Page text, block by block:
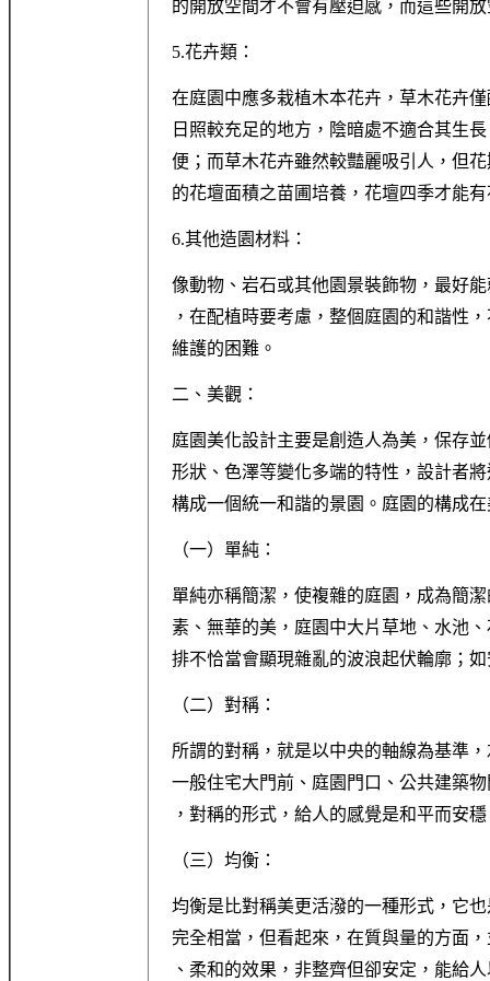
的開放空間才不會有壓迫感，而這些開
5.花卉類：
在庭園中應多栽植木本花卉，草木花卉
日照較充足的地方，陰暗處不適合其生
便；而草木花卉雖然較豔麗吸引人，但
的花壇面積之苗圃培養，花壇四季才能
6.其他造園材料：
像動物、岩石或其他園景裝飾物，最好
，在配植時要考慮，整個庭園的和諧性
維護的困難。
二、美觀：
庭園美化設計主要是創造人為美，保存
形狀、色澤等變化多端的特性，設計者
構成一個統一和諧的景園。庭園的構成
（一）單純：
單純亦稱簡潔，使複雜的庭園，成為簡
素、無華的美，庭園中大片草地、水池
排不恰當會顯現雜亂的波浪起伏輪廓；
（二）對稱：
所謂的對稱，就是以中央的軸線為基準
一般住宅大門前、庭園門口、公共建築
，對稱的形式，給人的感覺是和平而安
（三）均衡：
均衡是比對稱美更活潑的一種形式，它
完全相當，但看起來，在質與量的方面
、柔和的效果，非整齊但卻安定，能給